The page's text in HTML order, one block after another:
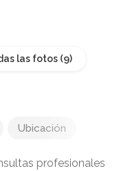
las fotos
Ubicación
profesionales